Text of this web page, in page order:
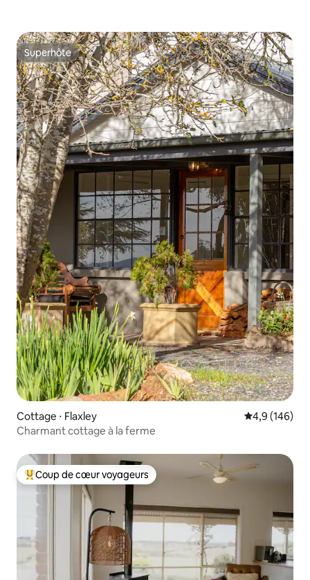
Superhôte
Superhôte
Cottage ⋅ Flaxley Évaluation
4,9 (146)
Charmant cottage à la ferme
Coups de cœur voyageurs les plus appréciés
Coup de cœur voyageurs